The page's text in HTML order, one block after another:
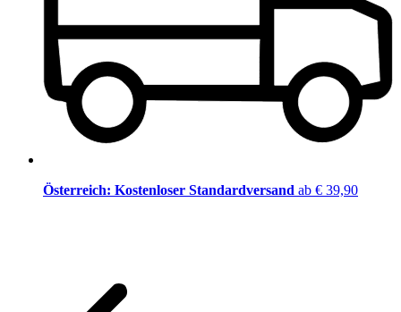
Österreich: Kostenloser Standardversand ab € 39,90